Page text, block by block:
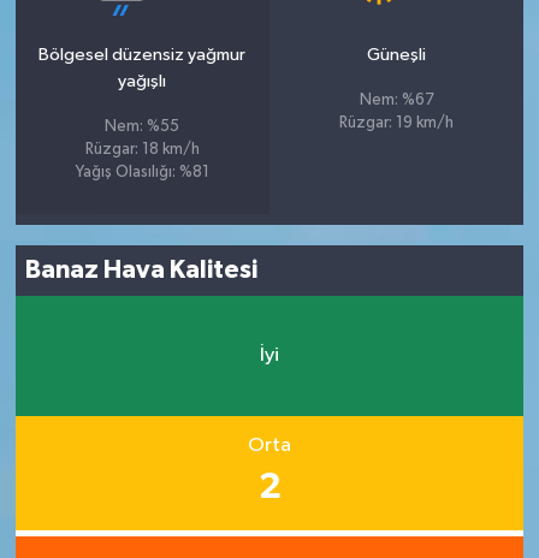
Bölgesel düzensiz yağmur
yağışlı
Nem: %55
Rüzgar: 18 km/h
Yağış Olasılığı: %81
Güneşli
Nem: %67
Rüzgar: 19 km/h
Banaz Hava Kalitesi
İyi
Orta
2